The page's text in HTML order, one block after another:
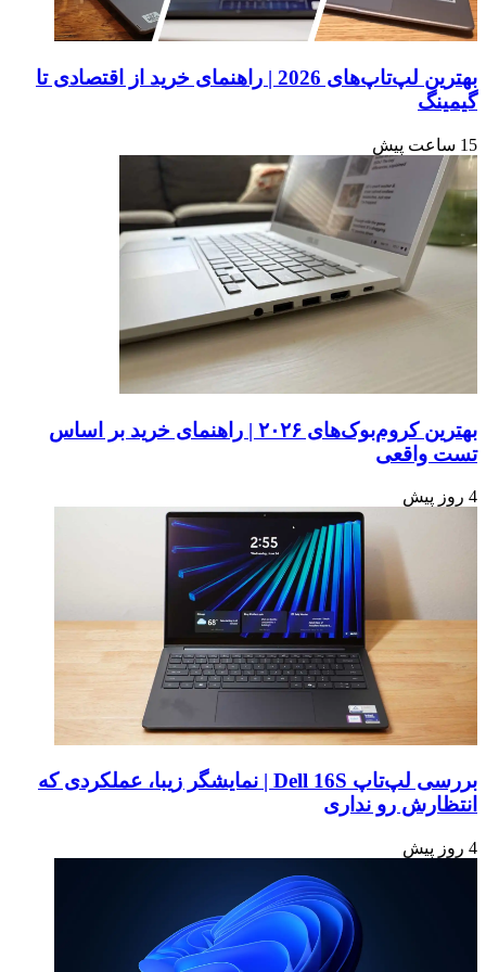
جدید
تأیید
بهترین لپ‌تاپ‌های 2026 | راهنمای خرید از اقتصادی تا
گیمینگ
15 ساعت پیش
بهترین کروم‌بوک‌های ۲۰۲۶ | راهنمای خرید بر اساس
تست واقعی
4 روز پیش
بررسی لپ‌تاپ Dell 16S | نمایشگر زیبا، عملکردی که
انتظارش رو نداری
4 روز پیش